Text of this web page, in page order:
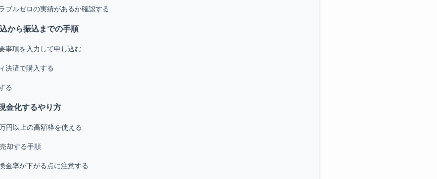
ブルゼロの実績があるか確認する
から振込までの手順
事項を入力して申し込む
決済で購入する
る
金化するやり方
円以上の高額枠を使える
却する手順
金率が下がる点に注意する